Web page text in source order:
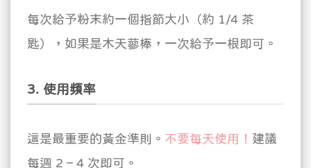
每次給予粉末約一個指節大小（約 1/4 茶
匙），如果是木天蓼棒，一次給予一根即可。
3. 使用頻率
這是最重要的黃金準則。 不要每天使用！ 建議
每週 2 – 4 次即可。